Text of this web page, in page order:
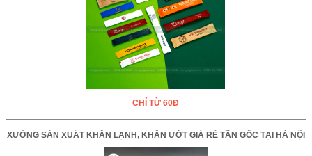
CHỈ TỪ 60Đ
XƯỞNG SẢN XUẤT KHĂN LẠNH, KHĂN ƯỚT GIÁ RẺ TẬN GỐC TẠI HÀ NỘI